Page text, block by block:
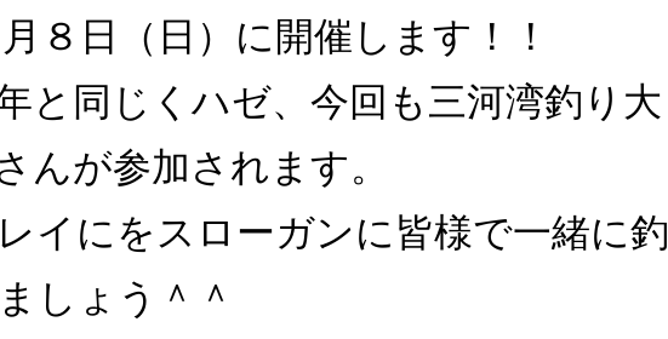
８日（日）に開催します！！
と同じくハゼ、今回も三河湾釣り大
んが参加されます。
イにをスローガンに皆様で一緒に釣
しょう＾＾